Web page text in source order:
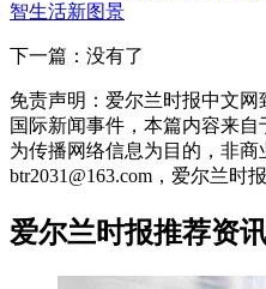
智生活新图景
下一篇：没有了
免责声明：爱尔兰时报中文
国际新闻事件，本篇内容来
为传播网络信息为目的，非
btr2031@163.com，爱尔兰时
爱尔兰时报推荐资